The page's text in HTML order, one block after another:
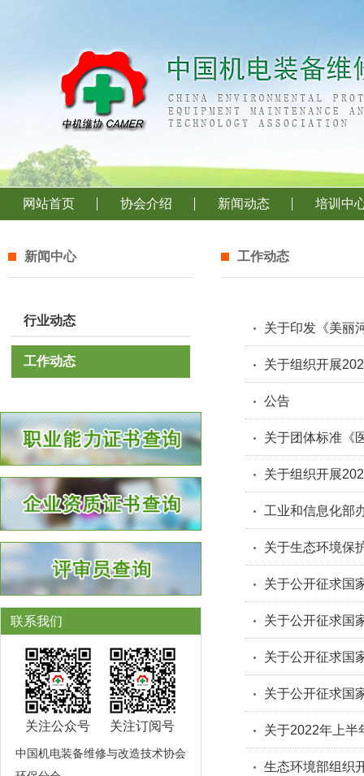
网站首页 协会介绍 新闻动态 培训中
新闻中心
行业动态
工作动态
联系我们
关注公众号 关注订阅号
中国机电装备维修与改造技术协会
工作动态
关于印发《美丽
关于组织开展
公告
关于团体标准《
关于组织开展
工业和信息化部
关于生态环境保
关于公开征求国
关于2022年上半
生态环境部组织